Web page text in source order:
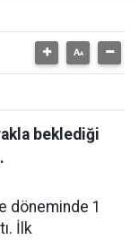
beklediği
döneminde 1
İlk